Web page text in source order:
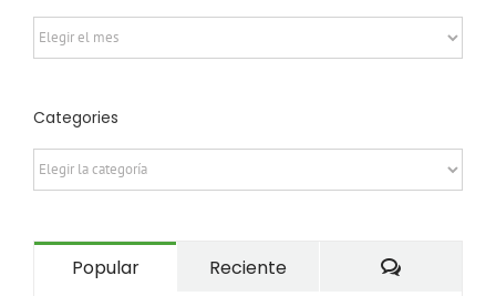
Archives
Categories
Categories
Popular Reciente